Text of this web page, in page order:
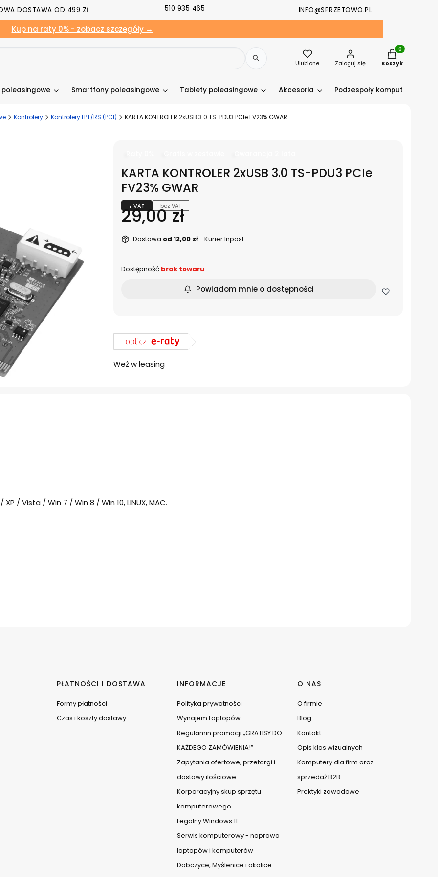
DOSTAWA OD 499 ZŁ 510 935 465 INFO@SPRZETOWO.PL
Kup na raty 0% - zobacz szczegóły →
Ulubione Zaloguj się
Produkty w
Koszyk
Smartfony poleasingowe Tablety poleasingowe Akcesoria Podzespoły komputerowe
Kontrolery Kontrolery LPT/RS (PCI) KARTA KONTROLER 2xUSB 3.0 TS-PDU3 PCIe FV23% GWAR
KARTA KONTROLER 2xUSB 3.0 TS-PDU3 PCIe
FV23% GWAR
z VAT bez VAT
Cena
29,00 zł
Dostawa od 12,00 zł- Kurier Inpost
Dostępność:brak towaru
Powiadom mnie o dostępności
Weź w leasing
/ Vista / Win 7 / Win 8 / Win 10, LINUX, MAC.
PŁATNOŚCI I DOSTAWA
Formy płatności
Czas i koszty dostawy
INFORMACJE
Polityka prywatności
Wynajem Laptopów
Regulamin promocji „GRATISY DO
KAŻDEGO ZAMÓWIENIA!”
Zapytania ofertowe, przetargi i
dostawy ilościowe
Korporacyjny skup sprzętu
komputerowego
Legalny Windows 11
Serwis komputerowy - naprawa
laptopów i komputerów
Dobczyce, Myślenice i okolice -
O NAS
O firmie
Blog
Kontakt
Opis klas wizualnych
Komputery dla firm oraz
sprzedaż B2B
Praktyki zawodowe